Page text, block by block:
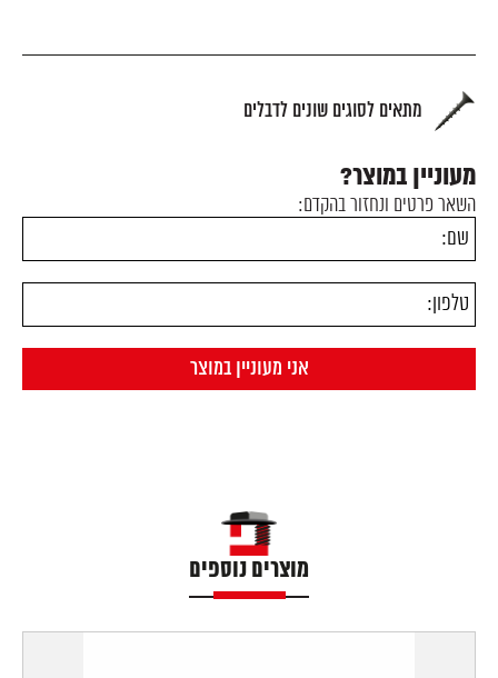
מתאים לסוגים שונים לדבלים
מעוניין במוצר?
השאר פרטים ונחזור בהקדם:
מוצרים נוספים